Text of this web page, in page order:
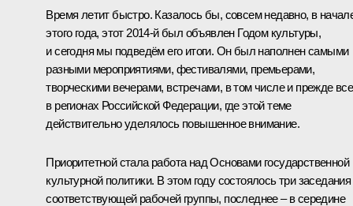
Время летит быстро. Казалось бы, совсем недавно, в
этого года, этот 2014-й был объявлен Годом культуры,
и сегодня мы подведём его итоги. Он был наполнен самыми
разными мероприятиями, фестивалями, премьерами,
творческими вечерами, встречами, в том числе и прежде
в регионах Российской Федерации, где этой теме
действительно уделялось повышенное внимание.
Приоритетной стала работа над Основами государственной
культурной политики. В этом году состоялось три заседания
соответствующей рабочей группы, последнее – в середине